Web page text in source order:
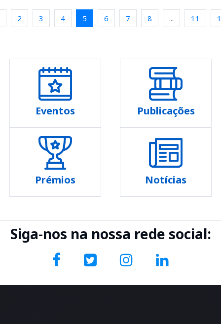
2 3 4 5 6 7 8 ... 11
Eventos Publicações
Prémios Notícias
Siga-nos na nossa rede social: